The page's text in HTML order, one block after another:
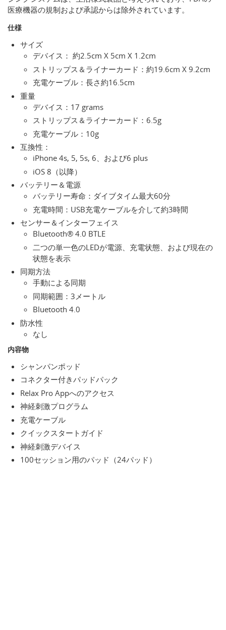
医療機器の規制および承認からは除外されています。
仕様
サイズ
デバイス： 約2.5cm X 5cm X 1.2cm
ストリップス＆ライナーカード：約19.6cm X 9.2cm
充電ケーブル：長さ約16.5cm
重量
デバイス：17 grams
ストリップス＆ライナーカード：6.5g
充電ケーブル：10g
互換性：
iPhone 4s, 5, 5s, 6、および6 plus
iOS 8（以降）
バッテリー＆電源
バッテリー寿命：ダイブタイム最大60分
充電時間：USB充電ケーブルを介して約3時間
センサー＆インターフェイス
Bluetooth® 4.0 BTLE
二つの単一色のLEDが電源、充電状態、および現在の
状態を表示
同期方法
手動による同期
同期範囲：3メートル
Bluetooth 4.0
防水性
なし
内容物
シャンパンポッド
コネクター付きパッドパック
Relax Pro Appへのアクセス
神経刺激プログラム
充電ケーブル
クイックスタートガイド
神経刺激デバイス
100セッション用のパッド（24パッド）